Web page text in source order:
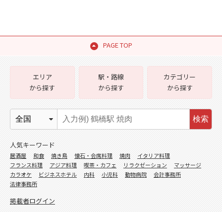
PAGE TOP
エリア
から探す
駅・路線
から探す
カテゴリー
から探す
検索
人気キーワード
居酒屋 和食 焼き鳥 懐石・会席料理 焼肉
イタリア料理
フランス料理
アジア料理 喫茶・カフェ リラクゼーション
マッサージ
カラオケ
ビジネスホテル 内科 小児科 動物病院
会計事務所
法律事務所
掲載者ログイン